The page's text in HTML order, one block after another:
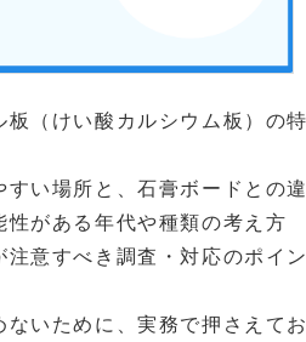
（けい酸カルシウム板）の
すい場所と、石膏ボードとの
性がある年代や種類の考え方
注意すべき調査・対応のポイ
いために、実務で押さえて